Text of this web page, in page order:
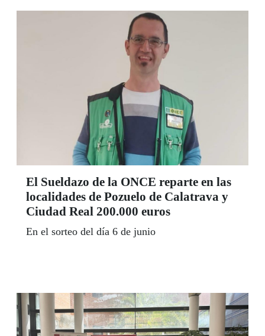
El Sueldazo de la ONCE reparte en las
localidades de Pozuelo de Calatrava y
Ciudad Real 200.000 euros
En el sorteo del día 6 de junio